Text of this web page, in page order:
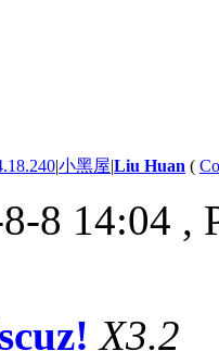
|小黑屋|Liu Huan (
8 14:04 ,
X3.2